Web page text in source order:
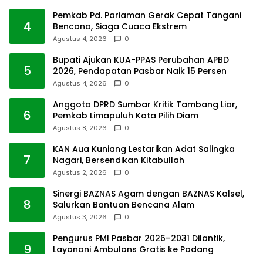
4
Pemkab Pd. Pariaman Gerak Cepat Tangani
Bencana, Siaga Cuaca Ekstrem
Agustus 4, 2026 0
5
Bupati Ajukan KUA-PPAS Perubahan APBD
2026, Pendapatan Pasbar Naik 15 Persen
Agustus 4, 2026 0
6
Anggota DPRD Sumbar Kritik Tambang Liar,
Pemkab Limapuluh Kota Pilih Diam
Agustus 8, 2026 0
7
KAN Aua Kuniang Lestarikan Adat Salingka
Nagari, Bersendikan Kitabullah
Agustus 2, 2026 0
8
Sinergi BAZNAS Agam dengan BAZNAS Kalsel,
Salurkan Bantuan Bencana Alam
Agustus 3, 2026 0
9
Pengurus PMI Pasbar 2026–2031 Dilantik,
Layanani Ambulans Gratis ke Padang